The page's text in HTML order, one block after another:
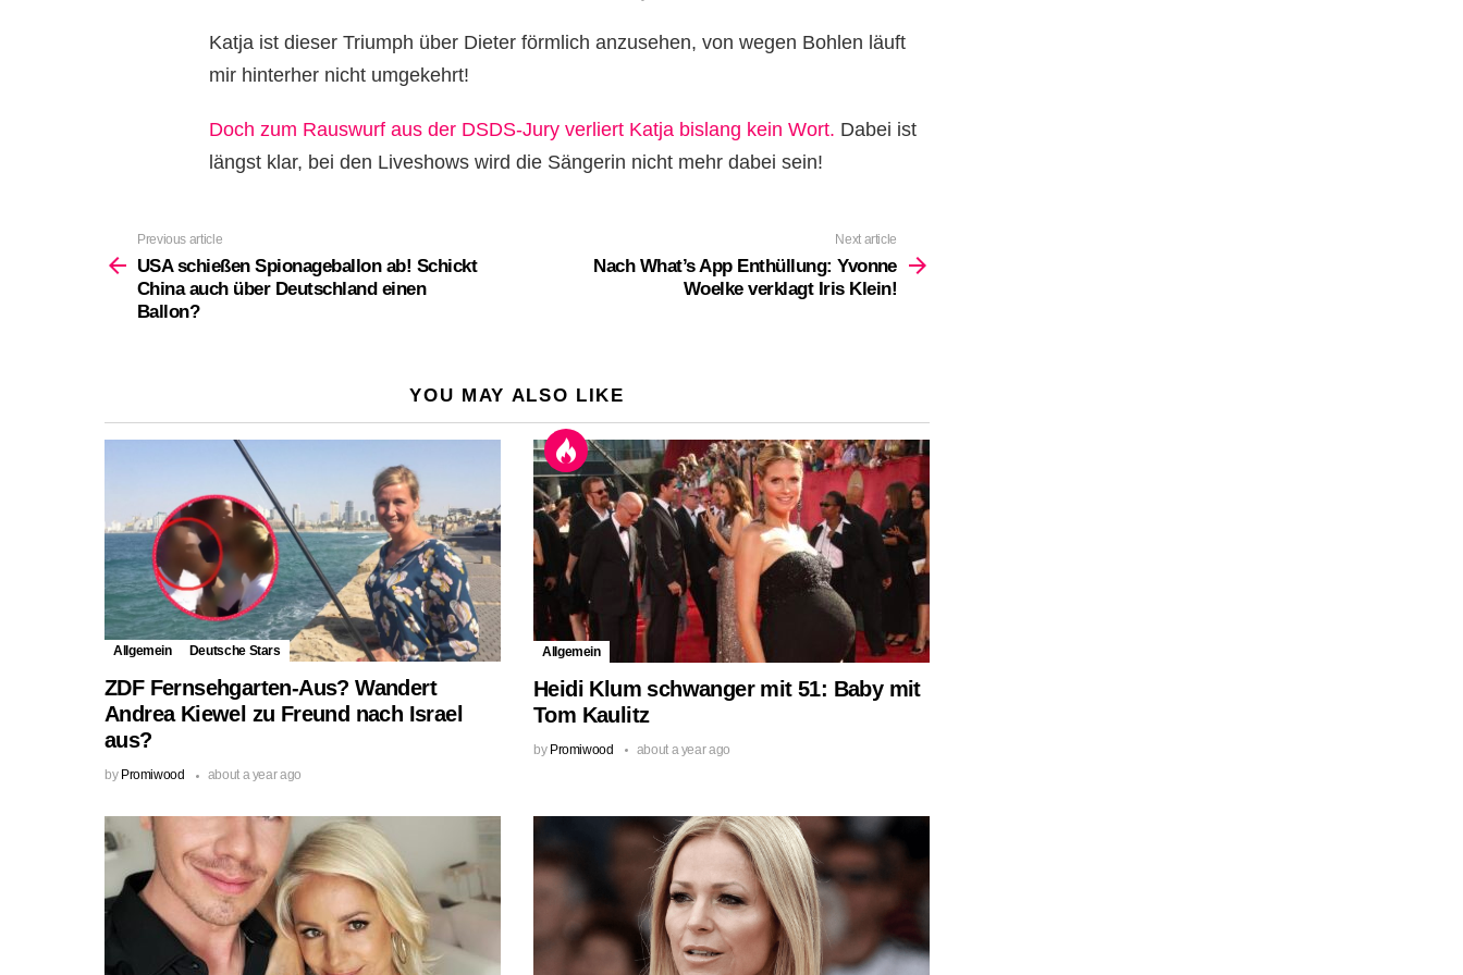
Katja ist dieser Triumph über Dieter förmlich anzusehen, von wegen Bohlen läuft
mir hinterher nicht umgekehrt!
Doch zum Rauswurf aus der DSDS-Jury verliert Katja bislang kein Wort. Dabei ist
längst klar, bei den Liveshows wird die Sängerin nicht mehr dabei sein!
more
Previous article
USA schießen Spionageballon ab! Schickt
China auch über Deutschland einen
Ballon?
Next article
Nach What’s App Enthüllung: Yvonne
Woelke verklagt Iris Klein!
YOU MAY ALSO LIKE
Allgemein Deutsche Stars
ZDF Fernsehgarten-Aus? Wandert
Andrea Kiewel zu Freund nach Israel
aus?
by Promiwood about a year ago
Allgemein
Heidi Klum schwanger mit 51: Baby mit
Tom Kaulitz
by Promiwood about a year ago